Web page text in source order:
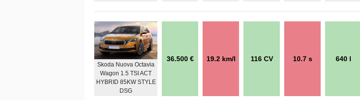
Skoda Nuova Octavia
Wagon 1.5 TSI ACT
HYBRID 85KW STYLE
DSG
36.500 € 19.2 km/l 116 CV 10.7 s 640 l